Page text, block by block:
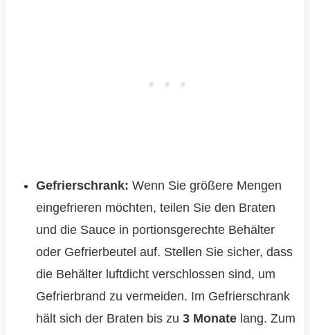
Gefrierschrank: Wenn Sie größere Mengen
eingefrieren möchten, teilen Sie den Braten
und die Sauce in portionsgerechte Behälter
oder Gefrierbeutel auf. Stellen Sie sicher, dass
die Behälter luftdicht verschlossen sind, um
Gefrierbrand zu vermeiden. Im Gefrierschrank
hält sich der Braten bis zu 3 Monatelang. Zum